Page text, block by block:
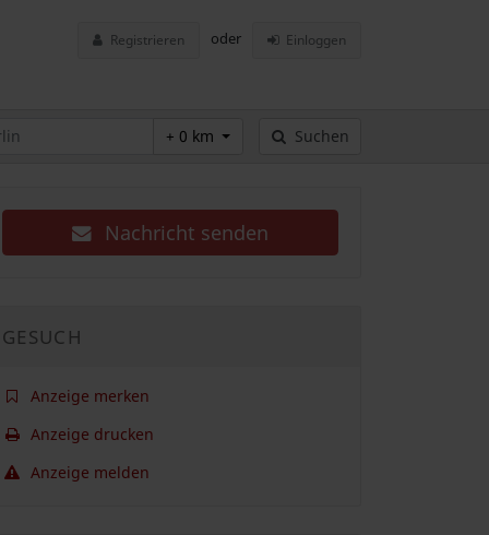
Registrieren oder Einloggen
+ 0 km Suchen
Nachricht senden
GESUCH
Anzeige merken
Anzeige drucken
Anzeige melden